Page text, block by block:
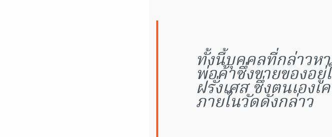
ทั้งนี้บุคคลที่กล่าวห
พ่อค้าซึ่งขายของอยู่
ฝรั่งเศส ซึ่งตนเอง
ภายในวัดดังกล่าว